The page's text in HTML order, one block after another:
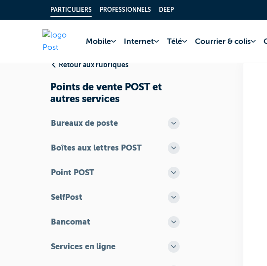
PARTICULIERS PROFESSIONNELS DEEP
Mobile Internet Télé Courrier & colis
Retour aux rubriques
Points de vente POST et
autres services
Bureaux de poste
Boîtes aux lettres POST
Point POST
SelfPost
Bancomat
Services en ligne